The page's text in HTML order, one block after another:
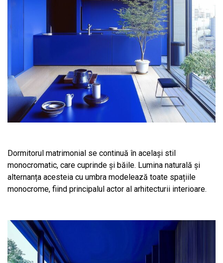
Dormitorul matrimonial se continuă în același stil
monocromatic, care cuprinde și băile. Lumina naturală și
alternanța acesteia cu umbra modelează toate spațiile
monocrome, fiind principalul actor al arhitecturii interioare.